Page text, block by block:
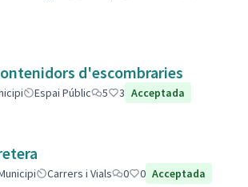
d'escombraries
Espai Públic 5 3 Acceptada
Carrers i Vials 0 0 Acceptada